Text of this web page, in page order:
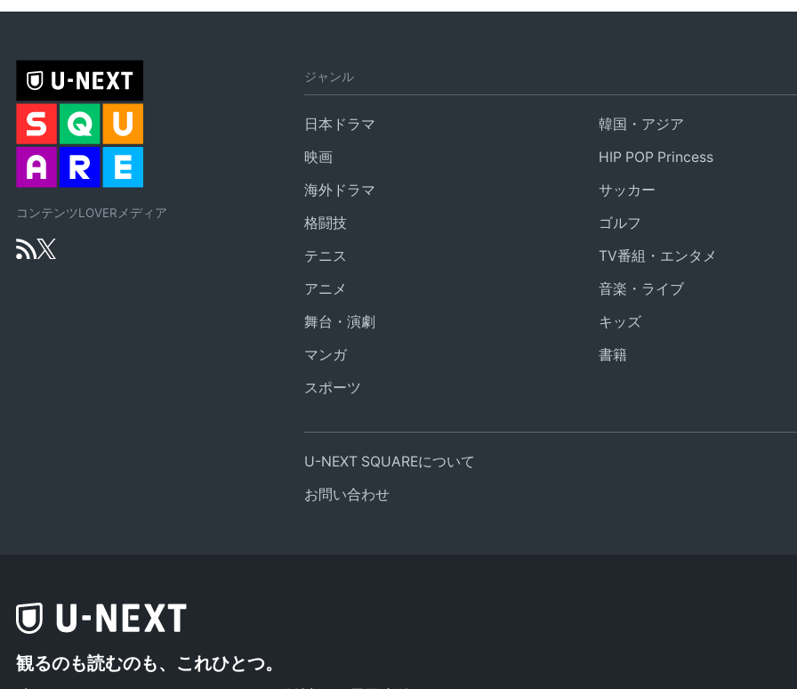
コンテンツLOVERメディア
ジャンル
日本ドラマ
韓国・アジア
映画
HIP POP Princess
海外ドラマ
サッカー
格闘技
ゴルフ
テニス
TV番組・エンタメ
アニメ
音楽・ライブ
舞台・演劇
キッズ
マンガ
書籍
スポーツ
U-NEXT SQUAREについて
お問い合わせ
観るのも読むのも、これひとつ。